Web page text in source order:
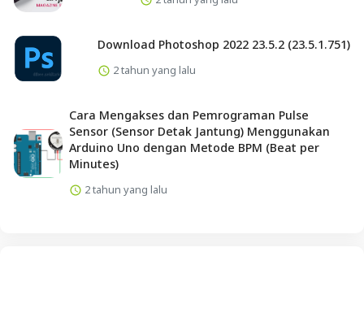
Download Photoshop 2022 23.5.2 (23.5.1.751)
2 tahun yang lalu
Cara Mengakses dan Pemrograman Pulse
Sensor (Sensor Detak Jantung) Menggunakan
Arduino Uno dengan Metode BPM (Beat per
Minutes)
2 tahun yang lalu